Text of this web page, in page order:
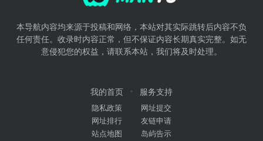
本导航内容均来源于投稿和网络，本站对其实际跳转后内容不负
任何责任。收录时内容正常，但不保证内容长期真实完整。如无
意侵犯您的权益，请联系本站，我们将及时处理。
我的首页
隐私政策
网址排行
站点地图
服务支持
网址提交
友链申请
岛屿告示